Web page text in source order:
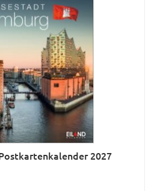
2027